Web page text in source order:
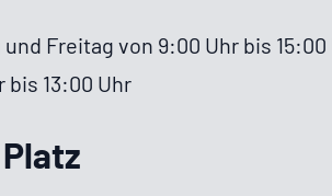
Freitag von 9:00 Uhr bis 15:00
bis 13:00 Uhr